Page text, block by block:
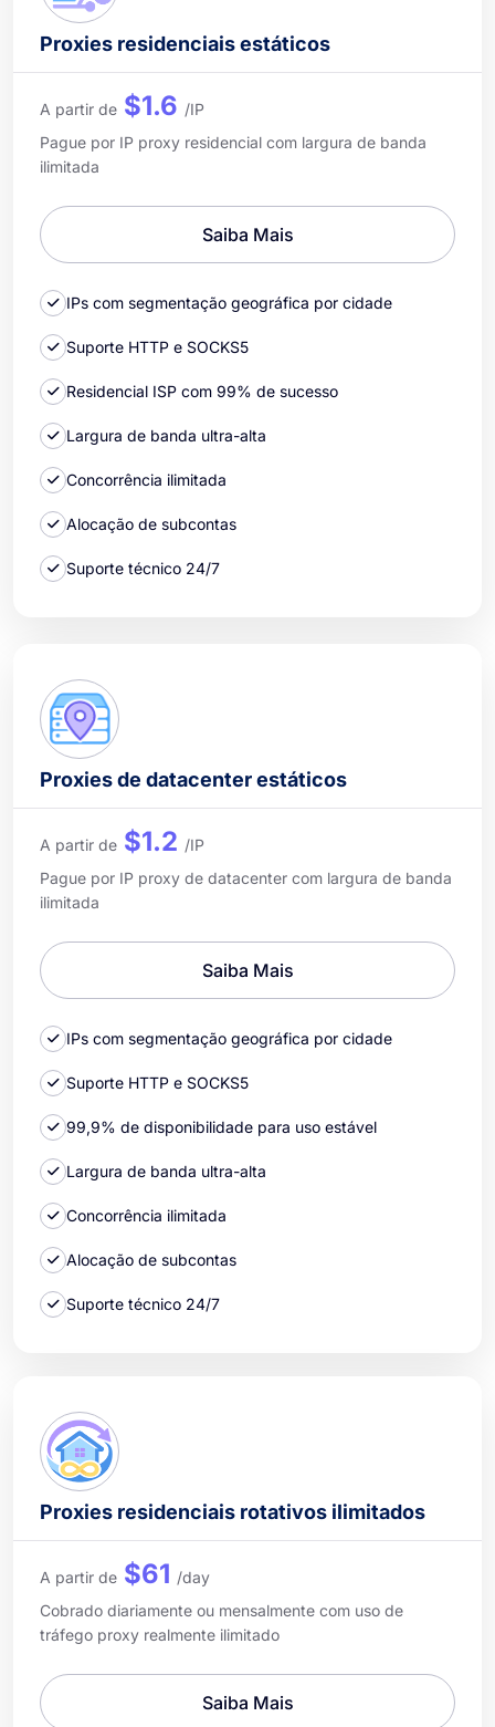
Proxies residenciais estáticos
A partir de $1.6 /IP
Pague por IP proxy residencial com largura de banda
ilimitada
Saiba Mais
IPs com segmentação geográfica por cidade
Suporte HTTP e SOCKS5
Residencial ISP com 99% de sucesso
Largura de banda ultra-alta
Concorrência ilimitada
Alocação de subcontas
Suporte técnico 24/7
Proxies de datacenter estáticos
A partir de $1.2 /IP
Pague por IP proxy de datacenter com largura de banda
ilimitada
Saiba Mais
IPs com segmentação geográfica por cidade
Suporte HTTP e SOCKS5
99,9% de disponibilidade para uso estável
Largura de banda ultra-alta
Concorrência ilimitada
Alocação de subcontas
Suporte técnico 24/7
Proxies residenciais rotativos ilimitados
A partir de $61 /day
Cobrado diariamente ou mensalmente com uso de
tráfego proxy realmente ilimitado
Saiba Mais